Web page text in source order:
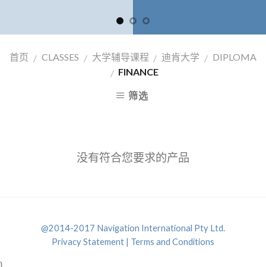
首页 / CLASSES / 大学辅导课程 / 迪肯大学 / DIPLOMA
/ FINANCE
筛选
没有符合您要求的产品
@2014-2017 Navigation International Pty Ltd.
Privacy Statement | Terms and Conditions